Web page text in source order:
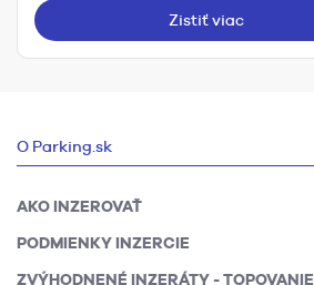
Zistiť viac
O Parking.sk
AKO INZEROVAŤ
PODMIENKY INZERCIE
ZVÝHODNENÉ INZERÁTY - TOPOVANIE